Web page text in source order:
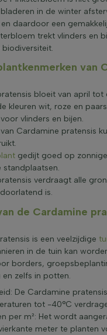
in de winter
daardoor een
trekt vlinders en
van
bloeit van april tot
kleuren wit, roze en
vlinders en bijen.
Cardamine pratensis
gedijt goed op
standplaatsen.
verdraagt alle
is.
de Cardamine
is een veelzijdige
in de tuin kan
borders,
zelfs in potten.
De Cardamine
tot -40°C
per m²: Het wordt
meter te planten